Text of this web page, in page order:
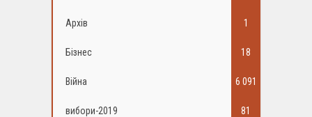
Архів 1
Бізнес 18
Війна 6 091
вибори-2019 81